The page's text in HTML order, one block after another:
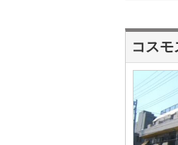
コス